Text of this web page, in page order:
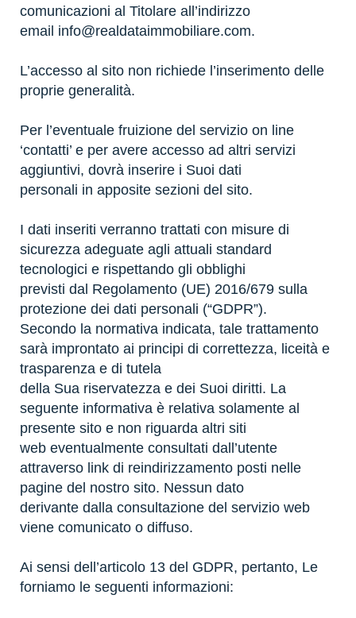
comunicazioni al Titolare all’indirizzo
email info@realdataimmobiliare.com.
L’accesso al sito non richiede l’inserimento delle
proprie generalità.
Per l’eventuale fruizione del servizio on line
‘contatti’ e per avere accesso ad altri servizi
aggiuntivi, dovrà inserire i Suoi dati
personali in apposite sezioni del sito.
I dati inseriti verranno trattati con misure di
sicurezza adeguate agli attuali standard
tecnologici e rispettando gli obblighi
previsti dal Regolamento (UE) 2016/679 sulla
protezione dei dati personali (“GDPR”).
Secondo la normativa indicata, tale trattamento
sarà improntato ai principi di correttezza, liceità e
trasparenza e di tutela
della Sua riservatezza e dei Suoi diritti. La
seguente informativa è relativa solamente al
presente sito e non riguarda altri siti
web eventualmente consultati dall’utente
attraverso link di reindirizzamento posti nelle
pagine del nostro sito. Nessun dato
derivante dalla consultazione del servizio web
viene comunicato o diffuso.
Ai sensi dell’articolo 13 del GDPR, pertanto, Le
forniamo le seguenti informazioni: